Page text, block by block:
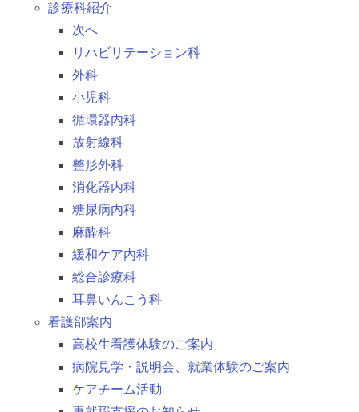
診療科紹介
次へ
リハビリテーション科
外科
小児科
循環器内科
放射線科
整形外科
消化器内科
糖尿病内科
麻酔科
緩和ケア内科
総合診療科
耳鼻いんこう科
看護部案内
高校生看護体験のご案内
病院見学・説明会、就業体験のご案内
ケアチーム活動